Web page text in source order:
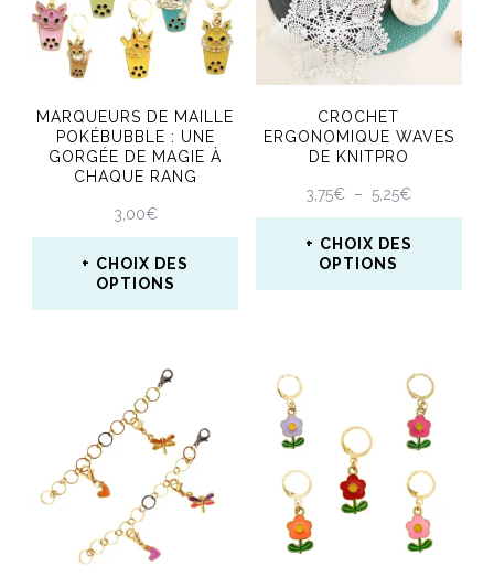
MARQUEURS DE MAILLE
POKÉBUBBLE : UNE
GORGÉE DE MAGIE À
CHAQUE RANG
3,00€
CHOIX DES
OPTIONS
produit
a
plusieurs
variations.
Les
options
CROCHET
ERGONOMIQUE WAVES
DE KNITPRO
3,75€ – 5,25€PLAGE
DE
À
CHOIX DES
OPTIONS
plusieurs
variations.
Les
options
peuvent